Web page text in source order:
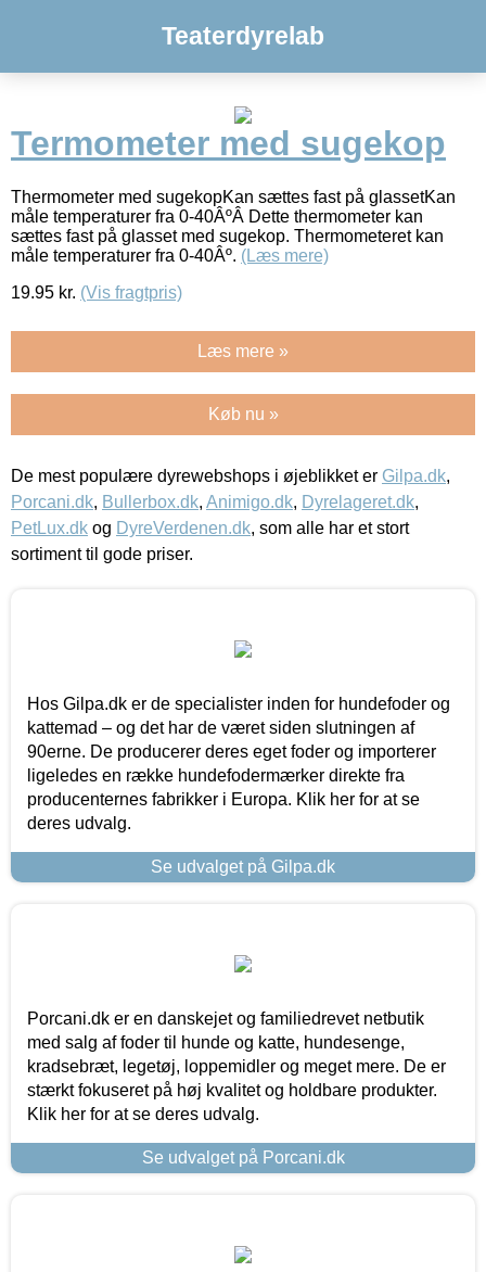
Teaterdyrelab
Termometer med sugekop
Thermometer med sugekopKan sættes fast på glassetKan
måle temperaturer fra 0-40ÂºÂ Dette thermometer kan
sættes fast på glasset med sugekop. Thermometeret kan
måle temperaturer fra 0-40Âº. (Læs mere)
19.95 kr. (Vis fragtpris)
Læs mere »
Køb nu »
De mest populære dyrewebshops i øjeblikket er Gilpa.dk,
Porcani.dk, Bullerbox.dk, Animigo.dk, Dyrelageret.dk,
PetLux.dk og DyreVerdenen.dk, som alle har et stort
sortiment til gode priser.
Hos Gilpa.dk er de specialister inden for hundefoder og
kattemad – og det har de været siden slutningen af
90erne. De producerer deres eget foder og importerer
ligeledes en række hundefodermærker direkte fra
producenternes fabrikker i Europa. Klik her for at se
deres udvalg.
Se udvalget på Gilpa.dk
Porcani.dk er en danskejet og familiedrevet netbutik
med salg af foder til hunde og katte, hundesenge,
kradsebræt, legetøj, loppemidler og meget mere. De er
stærkt fokuseret på høj kvalitet og holdbare produkter.
Klik her for at se deres udvalg.
Se udvalget på Porcani.dk